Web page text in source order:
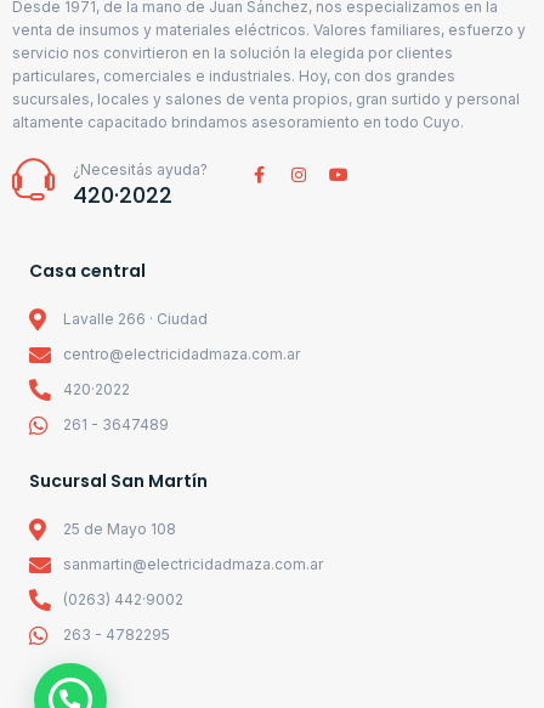
Desde 1971, de la mano de Juan Sánchez, nos especializamos en la
venta de insumos y materiales eléctricos. Valores familiares, esfuerzo y
servicio nos convirtieron en la solución la elegida por clientes
particulares, comerciales e industriales. Hoy, con dos grandes
sucursales, locales y salones de venta propios, gran surtido y personal
altamente capacitado brindamos asesoramiento en todo Cuyo.
¿Necesitás ayuda?
420·2022
Casa central
Lavalle 266 · Ciudad
centro@electricidadmaza.com.ar
420·2022
261 - 3647489
Sucursal San Martín
25 de Mayo 108
sanmartin@electricidadmaza.com.ar
(0263) 442·9002
263 - 4782295